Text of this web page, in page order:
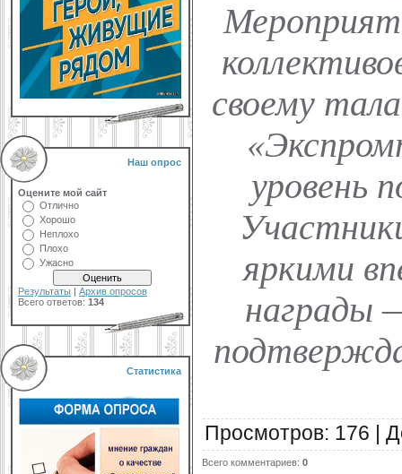
Наш опрос
Оцените мой сайт
Отлично
Хорошо
Неплохо
Плохо
Ужасно
Результаты | Архив опросов
Всего ответов: 134
Статистика
своему
уровень
яркими
награды
Просмотров: 176
Всего комментариев: 0